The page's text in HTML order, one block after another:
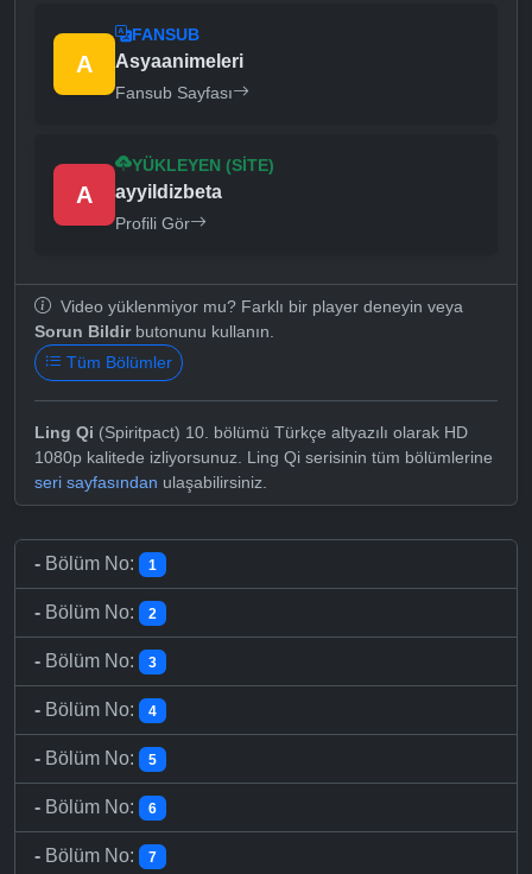
A
FANSUB
Asyaanimeleri
Fansub Sayfası
A
YÜKLEYEN (SITE)
ayyildizbeta
Profili Gör
Video yüklenmiyor mu? Farklı bir player deneyin veya
Sorun Bildirbutonunu kullanın.
Tüm Bölümler
Ling Qi (Spiritpact) 10. bölümü Türkçe altyazılı olarak HD
1080p kalitede izliyorsunuz. Ling Qi serisinin tüm bölümlerine
seri sayfasından ulaşabilirsiniz.
- Bölüm No: 1
- Bölüm No: 2
- Bölüm No: 3
- Bölüm No: 4
- Bölüm No: 5
- Bölüm No: 6
- Bölüm No: 7